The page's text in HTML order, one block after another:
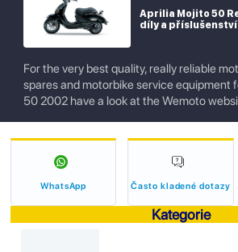
Aprilia Mojito 50
díly a
For the very best quality, really reliable
spares and motorbike service equipment
50 2002 have a look at the Wemoto
WhatsApp Často kladené dotazy
Kategorie